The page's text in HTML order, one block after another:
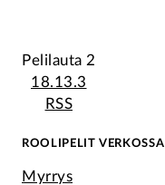
Pelilauta 2
18.13.3
RSS
ROOLIPELIT VERKOSSA
Myrrys